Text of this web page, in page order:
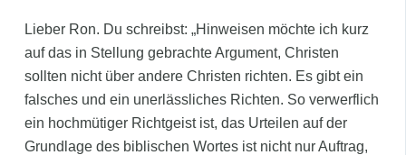
Lieber Ron. Du schreibst: „Hinweisen möchte ich kurz
auf das in Stellung gebrachte Argument, Christen
sollten nicht über andere Christen richten. Es gibt ein
falsches und ein unerlässliches Richten. So verwerflich
ein hochmütiger Richtgeist ist, das Urteilen auf der
Grundlage des biblischen Wortes ist nicht nur Auftrag,